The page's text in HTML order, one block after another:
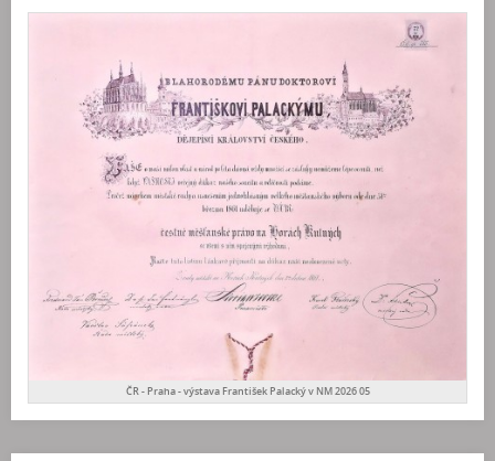
ČR - Praha - výstava František Palacký v NM 2026 05